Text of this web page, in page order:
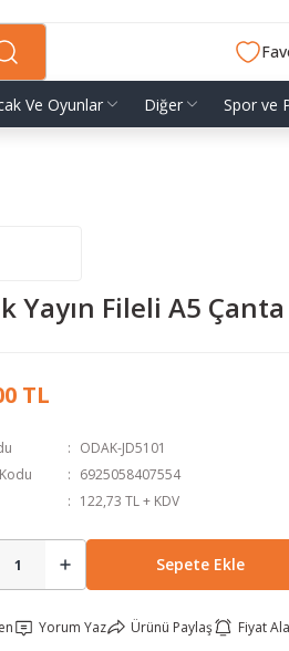
Ve Oyunlar Diğer Spor ve
Yayın Fileli A5 Çanta
TL
ODAK-JD5101
6925058407554
122,73 TL + KDV
Sepete Ekle
Yorum Yaz Ürünü Paylaş Fiyat